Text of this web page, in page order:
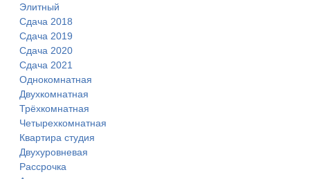
Элитный
Сдача 2018
Сдача 2019
Сдача 2020
Сдача 2021
Однокомнатная
Двухкомнатная
Трёхкомнатная
Четырехкомнатная
Квартира студия
Двухуровневая
Рассрочка